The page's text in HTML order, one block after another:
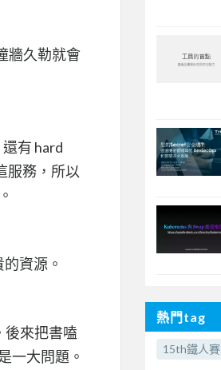
牆久勒就會
有 hard
服務，所以
資源。
後來把書嗑
一大問題。
熱門tag
15th鐵人賽